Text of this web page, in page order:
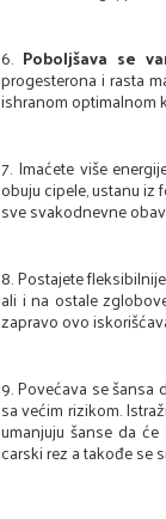
6. Poboljšava se
progesterona i rasta
ishranom optimalnom
7. Imaćete više
obuju cipele, ustanu iz
sve svakodnevne
8. Postajete
ali i na ostale
zapravo ovo
9. Povećava se
sa većim rizikom.
umanjuju šanse da
carski rez a takođe se